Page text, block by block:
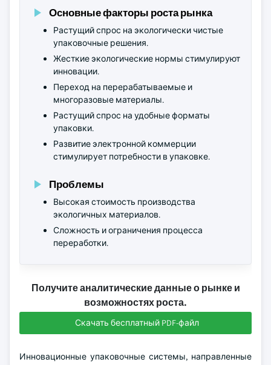
Основные факторы роста рынка
Растущий спрос на экологически чистые
упаковочные решения.
Жесткие экологические нормы стимулируют
инновации.
Переход на перерабатываемые и
многоразовые материалы.
Растущий спрос на удобные форматы
упаковки.
Развитие электронной коммерции
стимулирует потребности в упаковке.
Проблемы
Высокая стоимость производства
экологичных материалов.
Сложность и ограничения процесса
переработки.
Получите аналитические данные о рынке и
возможностях роста.
Скачать бесплатный PDF-файл
Инновационные упаковочные системы, направленные